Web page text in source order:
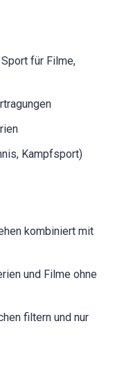
für Filme,
Kampfsport)
kombiniert mit
und Filme ohne
filtern und nur